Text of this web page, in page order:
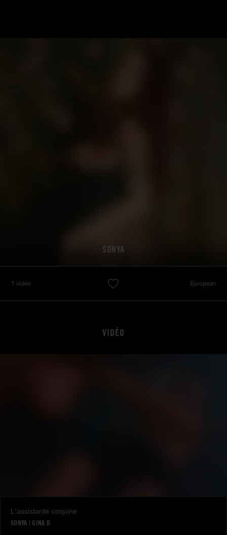
SONYA
1 vidéo European
VIDÉO
L'assistante coquine
SONYA | GINA B